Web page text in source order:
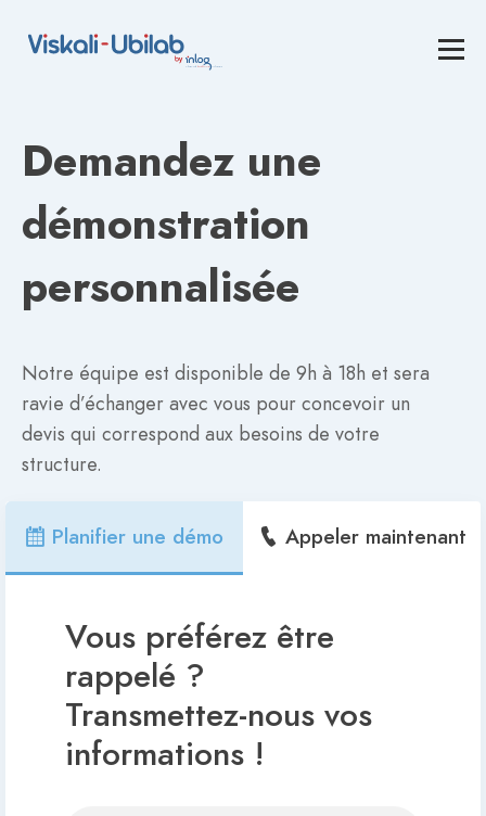
Demandez une
démonstration
personnalisée
Notre équipe est disponible de 9h à 18h et sera
ravie d’échanger avec vous pour concevoir un
devis qui correspond aux besoins de votre
structure.
Planifier une démo Appeler maintenant
Vous préférez être
rappelé ?
Transmettez-nous vos
informations !